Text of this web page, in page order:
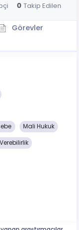
0 Takip Edilen
Görevler
Mali Hukuk